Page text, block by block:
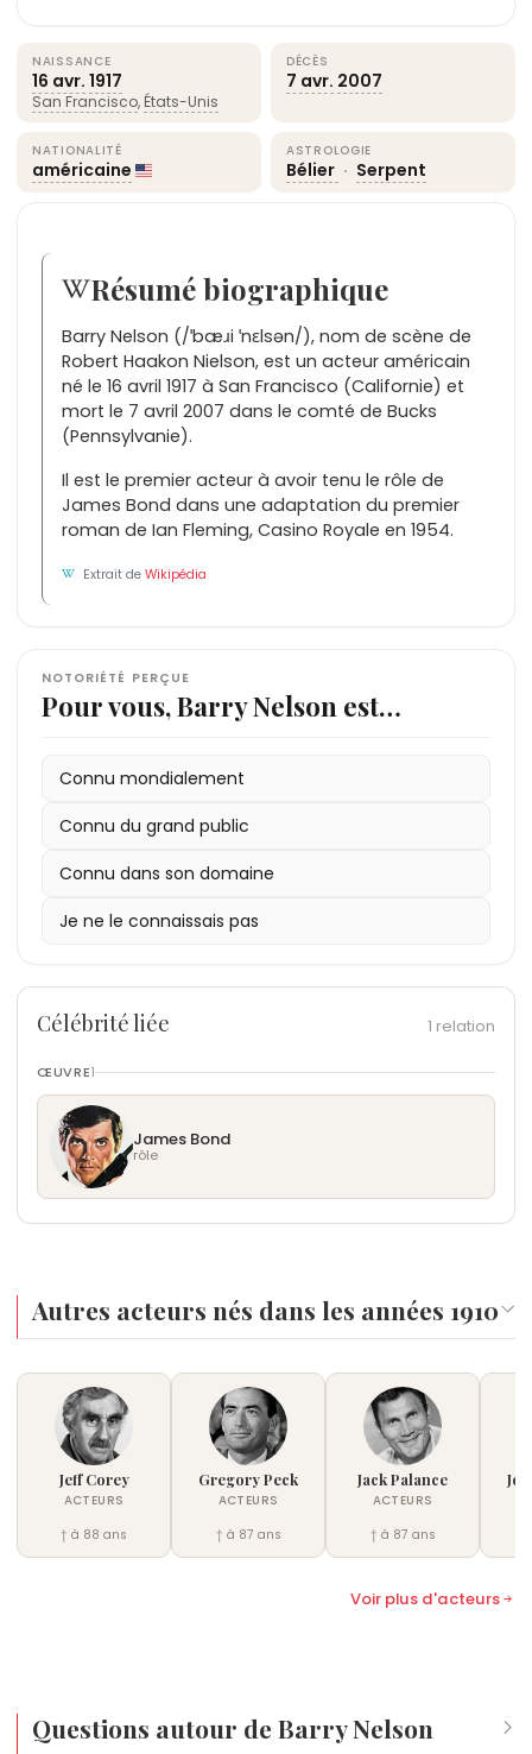
NAISSANCE
16 avr. 1917
San Francisco, États-Unis
DÉCÈS
7 avr. 2007
NATIONALITÉ
américaine
ASTROLOGIE
Bélier · Serpent
Résumé biographique
Barry Nelson (/ˈbæɹi ˈnɛlsən/), nom de scène de
Robert Haakon Nielson, est un acteur américain
né le 16 avril 1917 à San Francisco (Californie) et
mort le 7 avril 2007 dans le comté de Bucks
(Pennsylvanie).
Il est le premier acteur à avoir tenu le rôle de
James Bond dans une adaptation du premier
roman de Ian Fleming, Casino Royale en 1954.
Extrait deWikipédia
NOTORIÉTÉ PERÇUE
Pour vous, Barry Nelson est…
Connu mondialement
Connu du grand public
Connu dans son domaine
Je ne le connaissais pas
Célébrité liée 1 relation
ŒUVRE1
James Bond
rôle
Autres acteurs nés dans les années 1910
Jeff Corey
ACTEURS
† à 88 ans
Gregory Peck
ACTEURS
† à 87 ans
Jack Palance
ACTEURS
† à 87 ans
Voir plus d'acteurs
Questions autour de Barry Nelson